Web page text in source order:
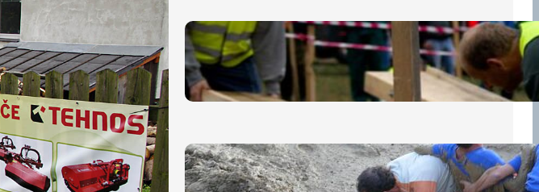
Nová pravidla pro účastníky
13 července, 2026
„Prase za prase“: Kdo doběhne
první, vyhraje!